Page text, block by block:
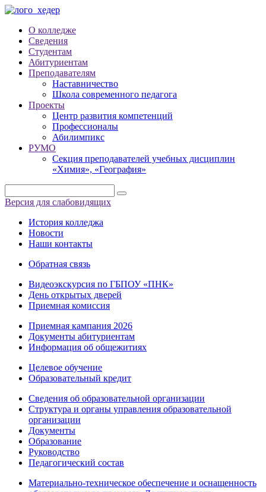
О колледже
Сведения
Студентам
Абитуриентам
Преподавателям
Наставничество
Школа современного педагога
Проекты
Центр развития компетенций
Профессионалы
Абилимпикс
РУМО
Секция преподавателей учебных дисциплин
«Химия», «География»
Версия для слабовидящих
История колледжа
Новости
Наши контакты
Обратная связь
Видеоэкскурсия по ГБПОУ «ПНК»
День открытых дверей
Приемная комиссия
Приемная кампания 2026
Дoкументы абитуриентам
Информация об общежитиях
Целевое обучение
Образовательный кредит
Сведения об образовательной организации
Структура и органы управления образовательной
организации
Документы
Образование
Руководство
Педагогический состав
Материально-техническое обеспечение и оснащенность